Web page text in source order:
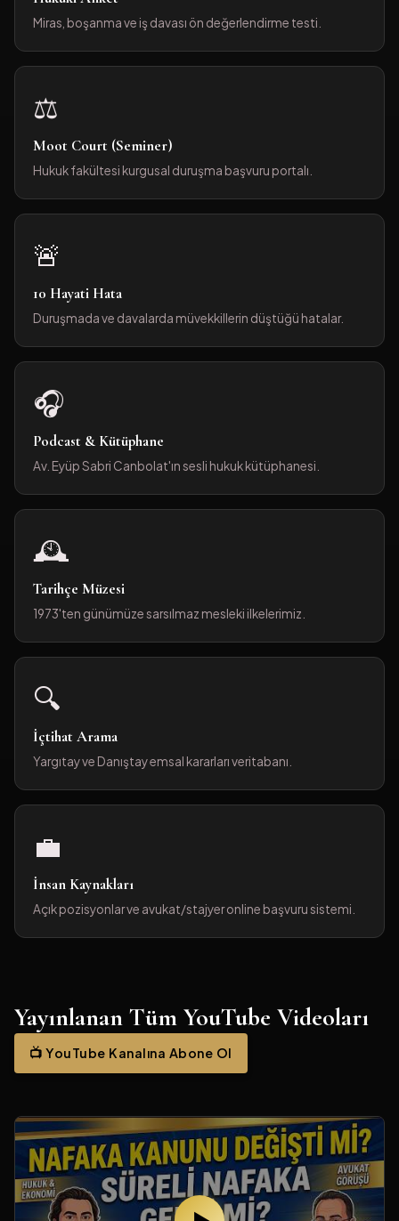
Miras, boşanma ve iş davası ön değerlendirme testi.
⚖️
Moot Court (Seminer)
Hukuk fakültesi kurgusal duruşma başvuru portalı.
🚨
10 Hayati Hata
Duruşmada ve davalarda müvekkillerin düştüğü hatalar.
🎧
Podcast & Kütüphane
Av. Eyüp Sabri Canbolat'ın sesli hukuk kütüphanesi.
🕰️
Tarihçe Müzesi
1973'ten günümüze sarsılmaz mesleki ilkelerimiz.
🔍
İçtihat Arama
Yargıtay ve Danıştay emsal kararları veritabanı.
💼
İnsan Kaynakları
Açık pozisyonlar ve avukat/stajyer online başvuru sistemi.
Yayınlanan Tüm YouTube Videoları
📺 YouTube Kanalına Abone Ol
Online Randevu Talebi ✕